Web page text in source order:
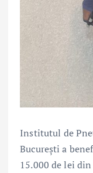
Institutul de
București a
15.000 de lei din